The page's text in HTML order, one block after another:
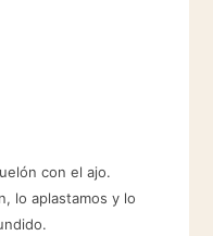
con el ajo.
lo aplastamos y lo